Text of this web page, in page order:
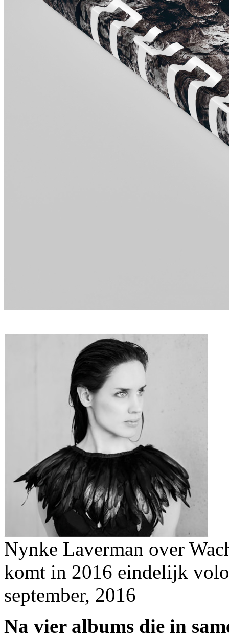
Nynke Laverman over
komt in 2016 eindelijk
september, 2016
Na vier albums die in